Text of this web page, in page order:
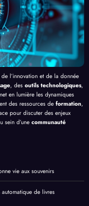
l’innovation et de la donnée
, des outils technologiques,
en lumière les dynamiques
des ressources de formation,
pour discuter des enjeux
sein d’une communauté
vie aux souvenirs
de livres